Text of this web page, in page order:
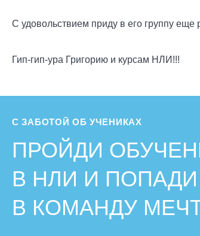
С удовольствием приду в его группу еще
Гип-гип-ура Григорию и курсам НЛИ!!!
С ЗАБОТОЙ ОБ УЧЕНИКАХ
ПРОЙДИ
В НЛИ И ПОПАДИ
В КОМАНДУ